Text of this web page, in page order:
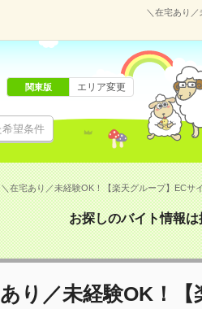
＼在宅あり
望条件
関東版 エリア変更
＼在宅あり／未経験OK！【楽天グループ】ECサ
お探しのバイト情報
り／未経験OK！